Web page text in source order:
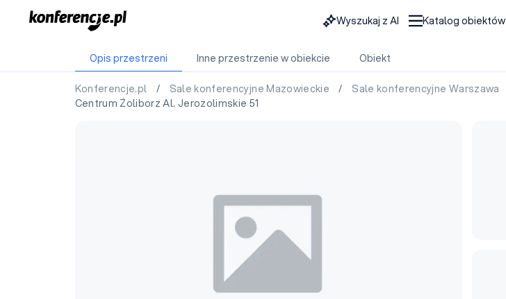
Wyszukaj z AI Katalog obiektów
Opis przestrzeni Inne przestrzenie w obiekcie Obiekt
Konferencje.pl / Sale konferencyjne Mazowieckie / Sale konferencyjne Warszawa
Centrum Żoliborz Al. Jerozolimskie 51